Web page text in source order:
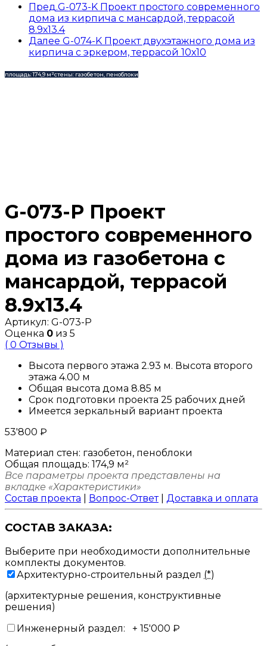
Пред.G-073-K Проект простого современного
дома из кирпича с мансардой, террасой
8.9х13.4
Далее G-074-K Проект двухэтажного дома из
кирпича с эркером, террасой 10х10
площадь: 174,9 м²стены: газобетон, пеноблоки
G-073-P Проект
простого современного
дома из газобетона с
мансардой, террасой
8.9х13.4
Артикул: G-073-P
Оценка 0 из 5
( 0 Отзывы )
Высота первого этажа 2.93 м. Высота второго
этажа 4.00 м
Общая высота дома 8.85 м
Срок подготовки проекта 25 рабочих дней
Имеется зеркальный вариант проекта
53'800 ₽
Материал стен: газобетон, пеноблоки
Общая площадь: 174,9 м²
Все параметры проекта представлены на
вкладке «Характеристики»
Состав проекта
Вопрос-Ответ| Доставка и оплата
СОСТАВ ЗАКАЗА:
Выберите при необходимости дополнительные
комплекты документов.
Архитектурно-строительный раздел (*)
(архитектурные решения, конструктивные
решения)
Инженерный раздел:
+ 15'000 ₽